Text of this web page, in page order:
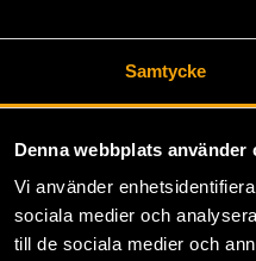
Samtycke
Denna webbplats använder
Vi använder
sociala medier och
till de sociala medier och